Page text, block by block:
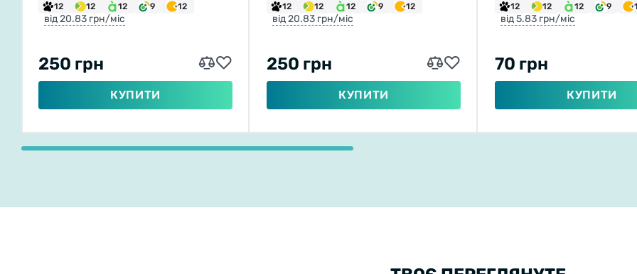
12 12 12 9 12
від 20.83 грн/міс
250 грн
КУПИТИ
12 12 12 9 12
від 20.83 грн/міс
250 грн
КУПИТИ
12 12 12 9
від 5.83 грн/міс
70 грн
КУПИТИ